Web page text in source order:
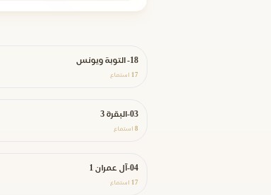
18- التوبة ويونس
17 استماع
03-البقرة 3
8 استماع
04-آل عمران 1
17 استماع